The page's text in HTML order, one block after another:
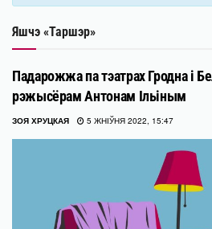
Яшчэ «Таршэр»
Падарожжа па тэатрах Гродна і
рэжысёрам Антонам Ільіным
ЗОЯ ХРУЦКАЯ 5 ЖНІЎНЯ 2022, 15:47